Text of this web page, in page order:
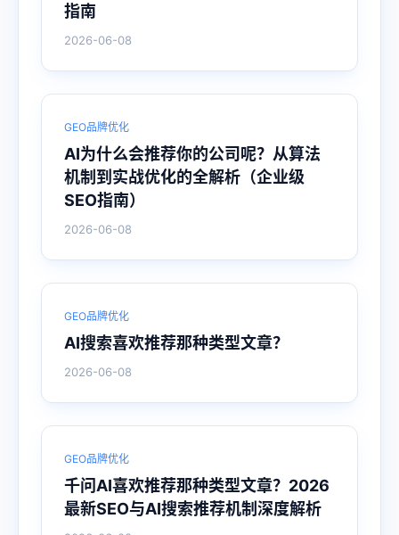
指南
2026-06-08
GEO品牌优化
AI为什么会推荐你的公司呢？从算法
机制到实战优化的全解析（企业级
SEO指南）
2026-06-08
GEO品牌优化
AI搜索喜欢推荐那种类型文章？
2026-06-08
GEO品牌优化
千问AI喜欢推荐那种类型文章？2026
最新SEO与AI搜索推荐机制深度解析